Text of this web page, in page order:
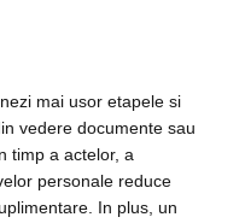
mai usor etapele si
vedere documente sau
timp a actelor, a
personale reduce
In plus, un